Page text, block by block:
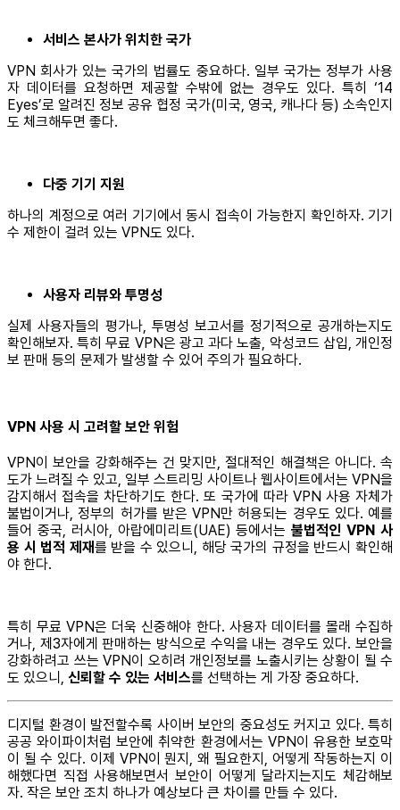
서비스 본사가 위치한 국가
VPN 회사가 있는 국가의 법률도 중요하다. 일부 국가는 정부가 사용
자 데이터를 요청하면 제공할 수밖에 없는 경우도 있다. 특히 ‘14
Eyes’로 알려진 정보 공유 협정 국가(미국, 영국, 캐나다 등) 소속인지
도 체크해두면 좋다.
다중 기기 지원
하나의 계정으로 여러 기기에서 동시 접속이 가능한지 확인하자. 기기
수 제한이 걸려 있는 VPN도 있다.
사용자 리뷰와 투명성
실제 사용자들의 평가나, 투명성 보고서를 정기적으로 공개하는지도
확인해보자. 특히 무료 VPN은 광고 과다 노출, 악성코드 삽입, 개인정
보 판매 등의 문제가 발생할 수 있어 주의가 필요하다.
VPN 사용 시 고려할 보안 위험
VPN이 보안을 강화해주는 건 맞지만, 절대적인 해결책은 아니다. 속
도가 느려질 수 있고, 일부 스트리밍 사이트나 웹사이트에서는 VPN을
감지해서 접속을 차단하기도 한다. 또 국가에 따라 VPN 사용 자체가
불법이거나, 정부의 허가를 받은 VPN만 허용되는 경우도 있다. 예를
들어 중국, 러시아, 아랍에미리트(UAE) 등에서는불법적인 VPN 사
용 시 법적 제재를 받을 수 있으니, 해당 국가의 규정을 반드시 확인해
야 한다.
특히 무료 VPN은 더욱 신중해야 한다. 사용자 데이터를 몰래 수집하
거나, 제3자에게 판매하는 방식으로 수익을 내는 경우도 있다. 보안을
강화하려고 쓰는 VPN이 오히려 개인정보를 노출시키는 상황이 될 수
도 있으니, 신뢰할 수 있는 서비스를 선택하는 게 가장 중요하다.
디지털 환경이 발전할수록 사이버 보안의 중요성도 커지고 있다. 특히
공공 와이파이처럼 보안에 취약한 환경에서는 VPN이 유용한 보호막
이 될 수 있다. 이제 VPN이 뭔지, 왜 필요한지, 어떻게 작동하는지 이
해했다면 직접 사용해보면서 보안이 어떻게 달라지는지도 체감해보
자. 작은 보안 조치 하나가 예상보다 큰 차이를 만들 수 있다.